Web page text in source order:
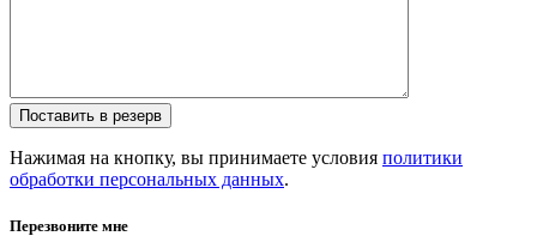
Нажимая на кнопку, вы принимаете условия политики
обработки персональных данных.
Перезвоните мне